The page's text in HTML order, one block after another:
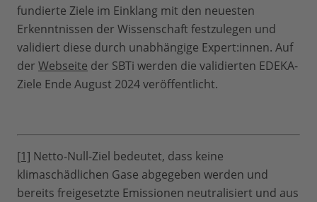
fundierte Ziele im Einklang mit den neuesten
Erkenntnissen der Wissenschaft festzulegen und
validiert diese durch unabhängige Expert:innen. Auf
der Webseite der SBTi werden die validierten EDEKA-
Ziele Ende August 2024 veröffentlicht.
[1] Netto-Null-Ziel bedeutet, dass keine
klimaschädlichen Gase abgegeben werden und
bereits freigesetzte Emissionen neutralisiert und aus